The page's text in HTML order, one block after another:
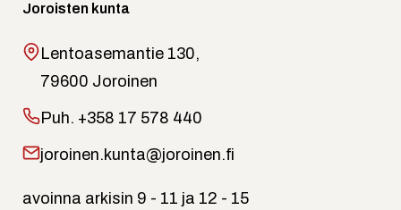
Joroisten kunta
Lentoasemantie 130,
79600 Joroinen
Puh. +358 17 578 440
joroinen.kunta@joroinen.fi
avoinna arkisin 9 - 11 ja 12 - 15